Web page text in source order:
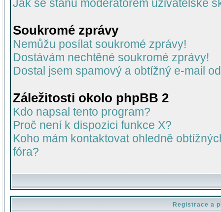
Jak se stanu moderátorem uživatelské
Soukromé zprávy
Nemůžu posílat soukromé zprávy!
Dostávám nechtěné soukromé zprávy!
Dostal jsem spamový a obtížný e-mail
Záležitosti okolo phpBB 2
Kdo napsal tento program?
Proč není k dispozici funkce X?
Koho mám kontaktovat ohledně
fóra?
Registrace a